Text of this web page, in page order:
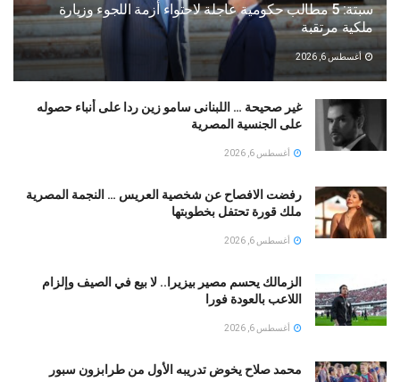
سبتة: 5 مطالب حكومية عاجلة لاحتواء أزمة اللجوء وزيارة
ملكية مرتقبة
أغسطس 6, 2026
غير صحيحة … اللبنانى سامو زين ردا على أنباء حصوله
على الجنسية المصرية
أغسطس 6, 2026
رفضت الافصاح عن شخصية العريس … النجمة المصرية
ملك قورة تحتفل بخطوبتها
أغسطس 6, 2026
الزمالك يحسم مصير بيزيرا.. لا بيع في الصيف وإلزام
اللاعب بالعودة فورا
أغسطس 6, 2026
محمد صلاح يخوض تدريبه الأول من طرابزون سبور